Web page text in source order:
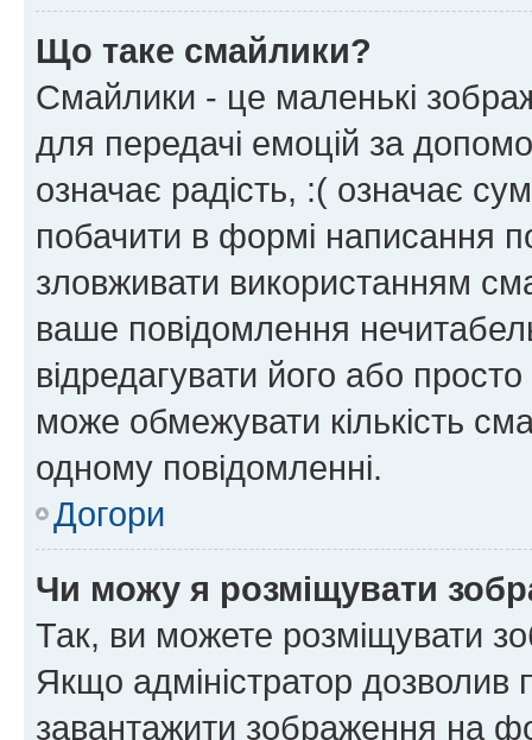
Що таке смайлики?
Смайлики - це маленькі
для передачі емоцій за
означає радість, :( означає
побачити в формі написання
зловживати використанням
ваше повідомлення
відредагувати його або
може обмежувати кількість
одному повідомленні.
Догори
Чи можу я розміщувати
Так, ви можете розміщувати
Якщо адміністратор
завантажити зображення на